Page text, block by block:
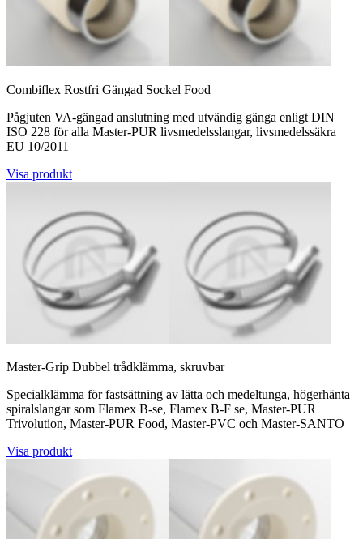
Combiflex Rostfri Gängad Sockel Food
Pågjuten VA-gängad anslutning med utvändig gänga enligt DIN
ISO 228 för alla Master-PUR livsmedelsslangar, livsmedelssäkra
EU 10/2011
Visa produkt
Master-Grip Dubbel trådklämma, skruvbar
Specialklämma för fastsättning av lätta och medeltunga, högerhänta
spiralslangar som Flamex B-se, Flamex B-F se, Master-PUR
Trivolution, Master-PUR Food, Master-PVC och Master-SANTO
Visa produkt